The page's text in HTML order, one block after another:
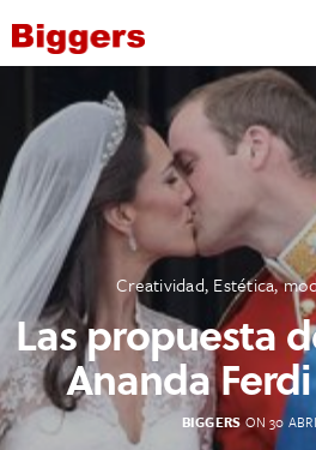
Creatividad, Estética,
Las propuesta
Ananda
BIGGERS ON 30